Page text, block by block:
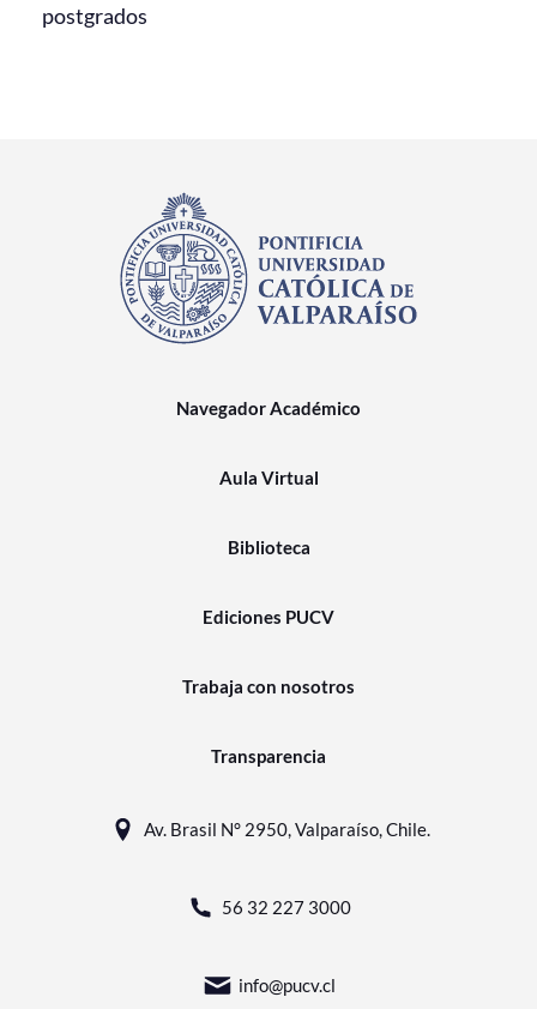
postgrados
Navegador Académico
Aula Virtual
Biblioteca
Ediciones PUCV
Trabaja con nosotros
Transparencia
Av. Brasil N° 2950, Valparaíso, Chile.
56 32 227 3000
info@pucv.cl